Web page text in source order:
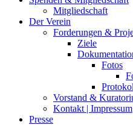
Mitgliedschaft
Der Verein
Forderungen &
Ziele
Fotos
Vorstand &
Kontakt | Impressum
Presse